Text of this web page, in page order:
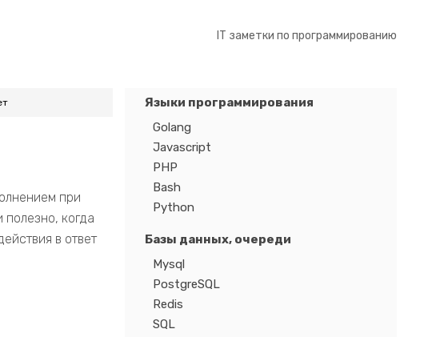
IT заметки по программированию
при
когда
в ответ
Языки программирования
Golang
Javascript
PHP
Bash
Python
Базы данных, очереди
Mysql
PostgreSQL
Redis
SQL